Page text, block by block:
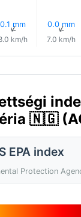
0.1 mm
↑
km/h
0.0 mm
↑
7.0 km/h
🇳🇬
EPA index
Protection